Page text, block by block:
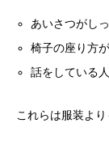
あいさつがし
椅子の座り方
話をしている
これらは服装より